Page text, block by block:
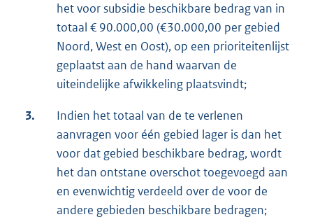
het voor subsidie beschikbare bedrag van in
totaal € 90.000,00 (€30.000,00 per gebied
Noord, West en Oost), op een prioriteitenlijst
geplaatst aan de hand waarvan de
uiteindelijke afwikkeling plaatsvindt;
3.
Indien het totaal van de te verlenen
aanvragen voor één gebied lager is dan het
voor dat gebied beschikbare bedrag, wordt
het dan ontstane overschot toegevoegd aan
en evenwichtig verdeeld over de voor de
andere gebieden beschikbare bedragen;